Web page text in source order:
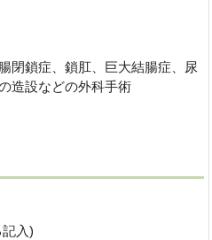
閉鎖症、鎖肛、巨大結腸症、尿
造設などの外科手術
入)